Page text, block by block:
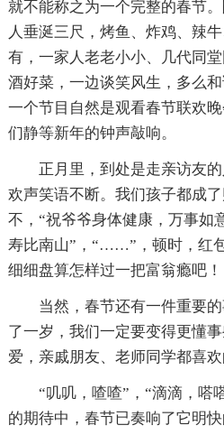
就不能称之为一个完整的春节
人垂涎三尺，烤鱼、炸鸡、辣
有，一家人老老小小、几代同
酒好菜，一边谈笑风生，多么
一个节目自然是观看春节联欢
们静等新年的钟声敲响。
正月里，到处是走亲访友的
欢声笑语不断。我们孩子都成
不，“祝爷爷身体健康，万事如
寿比南山”，“……”，顿时，红
细细盘算怎样过一把富翁瘾吧！
当然，春节还有一件重要的
了一岁，我们一定要变得更懂
爱，亲戚朋友、老师同学都喜欢
“叽叽，喳喳”，“滴滴，嗒
的期待中，春节已奏响了它明快